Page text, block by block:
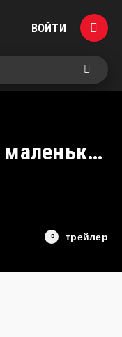
ВОЙТИ
Большая маленькая Я